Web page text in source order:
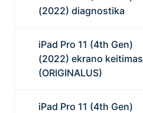
(2022) diagnostika
iPad Pro 11 (4th Gen)
(2022) ekrano keitimas
(ORIGINALUS)
iPad Pro 11 (4th Gen)